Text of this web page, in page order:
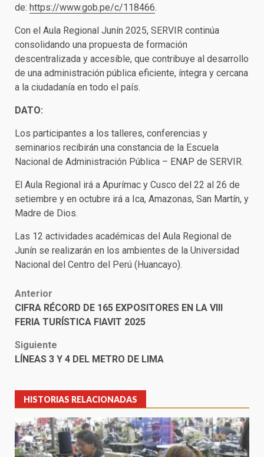
de: https://www.gob.pe/c/118466.
Con el Aula Regional Junín 2025, SERVIR continúa
consolidando una propuesta de formación
descentralizada y accesible, que contribuye al desarrollo
de una administración pública eficiente, íntegra y cercana
a la ciudadanía en todo el país.
DATO:
Los participantes a los talleres, conferencias y
seminarios recibirán una constancia de la Escuela
Nacional de Administración Pública – ENAP de SERVIR.
El Aula Regional irá a Apurímac y Cusco del 22 al 26 de
setiembre y en octubre irá a Ica, Amazonas, San Martín, y
Madre de Dios.
Las 12 actividades académicas del Aula Regional de
Junín se realizarán en los ambientes de la Universidad
Nacional del Centro del Perú (Huancayo).
Post
navigation
Anterior
CIFRA RÉCORD DE 165 EXPOSITORES EN LA VIII
FERIA TURÍSTICA FIAVIT 2025
Siguiente
LÍNEAS 3 Y 4 DEL METRO DE LIMA
HISTORIAS RELACIONADAS